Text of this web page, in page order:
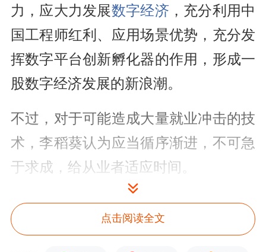
力，应大力发展数字经济 ，充分利用中
国工程师红利、应用场景优势，充分发
挥数字平台创新孵化器的作用，形成一
股数字经济发展的新浪潮。
不过，对于可能造成大量就业冲击的技
术，李稻葵认为应当循序渐进，不可急
于求成，给从业者适应时间。
把握数字经济发展新机遇数字平台用好
工程师红利
点击阅读全文